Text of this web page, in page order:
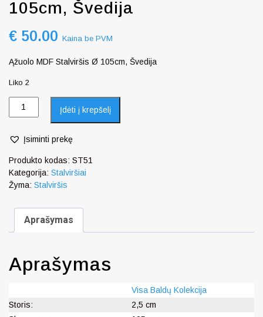
105cm, Švedija
€ 50.00 Kaina be PVM
Ąžuolo MDF Stalviršis Ø 105cm, Švedija
Liko 2
Įdėti į krepšelį
Įsiminti prekę
Produkto kodas: ST51
Kategorija: Stalviršiai
Žyma: Stalviršis
Aprašymas
Aprašymas
Visa Baldų Kolekcija
Storis:
2,5 cm